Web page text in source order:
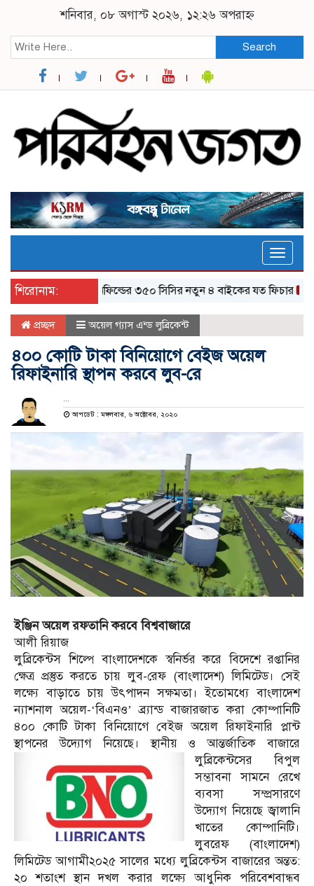
শনিবার, ০৮ অগাস্ট ২০২৬, ১২:২৬ অপরাহ্ন
Search
Toggle
শিরোনাম:
র‌য়্যাল এনফিল্ডের ৩৫০ সিসির নতুন ৪ বাইকের যত ফিচার
প্রচ্ছদ অয়েল গ্যাস এন্ড লুব্রিকেন্ট
৪০০ কোটি টাকা বিনিয়োগে বেইজ অয়েল
রিফাইনারি স্থাপন করবে লুব-রে
...
আপডেট : মঙ্গলবার, ৬ অক্টোবর, ২০২০
ইঞ্জিন অয়েল রফতানি করবে বিশ্ববাজারে
আলী রিয়াজ
লুব্রিকেন্টস শিল্পে বাংলাদেশকে স্বনির্ভর করে বিদেশে রপ্তানির
ক্ষেত্র প্রস্তুত করতে চায় লুব-রেফ (বাংলাদেশ) লিমিটেড। সেই
লক্ষ্যে বাড়াতে চায় উৎপাদন সক্ষমতা। ইতোমধ্যে বাংলাদেশ
ন্যাশনাল অয়েল-‘বিএনও’ ব্র্যান্ড বাজারজাত করা কোম্পানিটি
৪০০ কোটি টাকা বিনিয়োগে বেইজ অয়েল রিফাইনারি প্লান্ট
স্থাপনের উদ্যোগ নিয়েছে।
স্থানীয় ও আন্তর্জাতিক বাজারে
লুব্রিকেন্টসের বিপুল
সম্ভাবনা সামনে রেখে
ব্যবসা সম্প্রসারণে
উদ্যোগ নিয়েছে জ্বালানি
খাতের কোম্পানিটি।
লুবরেফ (বাংলাদেশ)
লিমিটেড আগামী২০২৫ সালের মধ্যে লুব্রিকেন্টস বাজারের অন্তত:
২০ শতাংশ স্থান দখল করার লক্ষ্যে আধুনিক পরিবেশবান্ধব